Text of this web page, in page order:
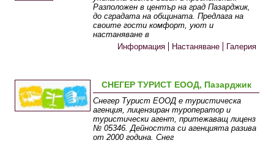
Разположен в център на град Пазарджик,
до сградата на общината. Предлага на
своите гости комфорт, уют и
настаняване в
Информация
Настаняване Галерия
СНЕГЕР ТУРИСТ ЕООД, Пазарджик
Снегер Турист ЕООД е туристическа
агенция, лицензиран туроператор и
туристически агент, притежаващ лиценз
№ 05346. Дейността си агенцията разива
от 2000 година. Снег